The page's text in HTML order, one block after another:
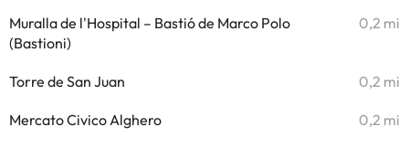
Muralla de l'Hospital – Bastió de Marco Polo
(Bastioni)
0,2 mi
Torre de San Juan 0,2 mi
Mercato Civico Alghero 0,2 mi